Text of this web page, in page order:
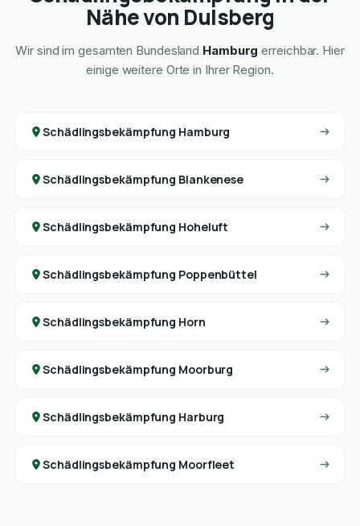
Nähe von Dulsberg
Wir sind im gesamten Bundesland Hamburg erreichbar. Hier
einige weitere Orte in Ihrer Region.
Schädlingsbekämpfung Hamburg
Schädlingsbekämpfung Blankenese
Schädlingsbekämpfung Hoheluft
Schädlingsbekämpfung Poppenbüttel
Schädlingsbekämpfung Horn
Schädlingsbekämpfung Moorburg
Schädlingsbekämpfung Harburg
Schädlingsbekämpfung Moorfleet